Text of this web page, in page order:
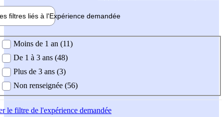
filtres liés à l'Expérience demandée
demandée
Moins de 1 an (11)
De 1 à 3 ans (48)
Plus de 3 ans (3)
Non renseignée (56)
le filtre de l'expérience demandée